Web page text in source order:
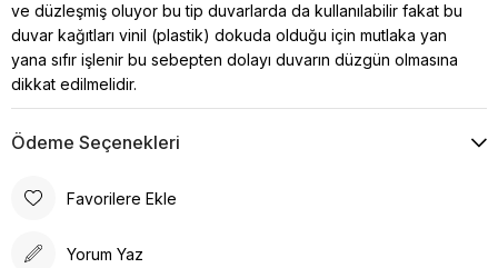
ve düzleşmiş oluyor bu tip duvarlarda da kullanılabilir fakat bu
duvar kağıtları vinil (plastik) dokuda olduğu için mutlaka yan
yana sıfır işlenir bu sebepten dolayı duvarın düzgün olmasına
dikkat edilmelidir.
Ödeme Seçenekleri
Favorilere Ekle
Yorum Yaz